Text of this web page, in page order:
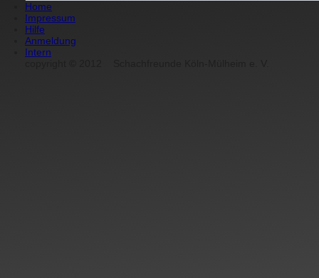
Home
Impressum
Hilfe
Anmeldung
Intern